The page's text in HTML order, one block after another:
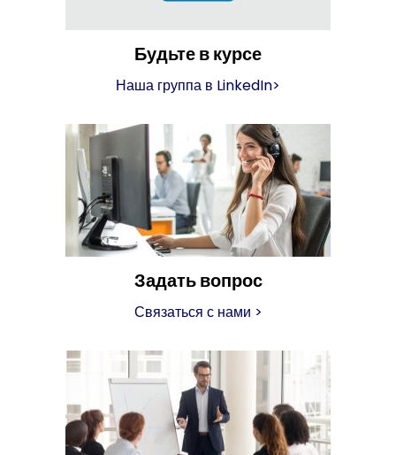
Будьте в курсе
Наша группа в LinkedIn>
Задать вопрос
Связаться с нами >